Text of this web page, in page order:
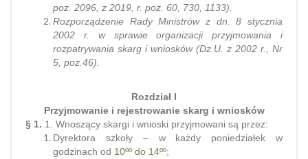
poz. 2096, z 2019, r. poz. 60, 730, 1133).
Rozporządzenie Rady Ministrów z dn. 8 stycznia
2002 r. w sprawie organizacji przyjmowania i
rozpatrywania skarg i wniosków (Dz.U. z 2002 r., Nr
5, poz.46).
Rozdział I
Przyjmowanie i rejestrowanie skarg i wniosków
§ 1. 1. Wnoszący skargi i wnioski przyjmowani są przez:
Dyrektora szkoły – w każdy poniedziałek w
godzinach od 10ºº do 14ºº;